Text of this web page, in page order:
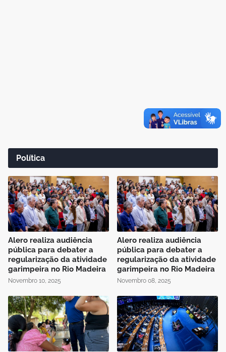
Política
Alero realiza audiência
pública para debater a
regularização da atividade
garimpeira no Rio Madeira
Novembro 10, 2025
Alero realiza audiência
pública para debater a
regularização da atividade
garimpeira no Rio Madeira
Novembro 08, 2025